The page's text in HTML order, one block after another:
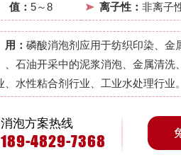
值： 5～8 离子性： 非离子
： 磷酸消泡剂应用于纺织印染、金
、石油开采中的泥浆消泡、金属清洗
、水性粘合剂行业、工业水处理行业。
消泡方案热线
189-4829-7368